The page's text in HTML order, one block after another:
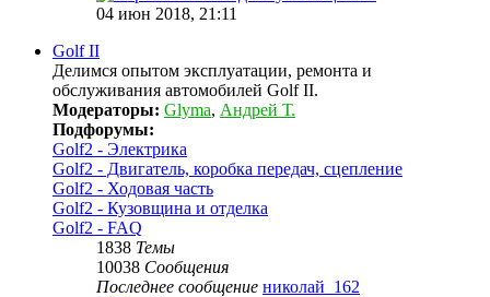
04 июн 2018, 21:11
Golf II
Делимся опытом эксплуатации, ремонта и
обслуживания автомобилей Golf II.
Модераторы: Glyma, Андрей Т.
Подфорумы:
Golf2 - Электрика
Golf2 - Двигатель, коробка передач, сцепление
Golf2 - Ходовая часть
Golf2 - Кузовщина и отделка
Golf2 - FAQ
1838 Темы
10038 Сообщения
Последнее сообщение николай_162